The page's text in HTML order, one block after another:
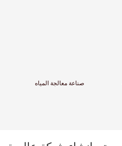
صناعة معالجة المياه